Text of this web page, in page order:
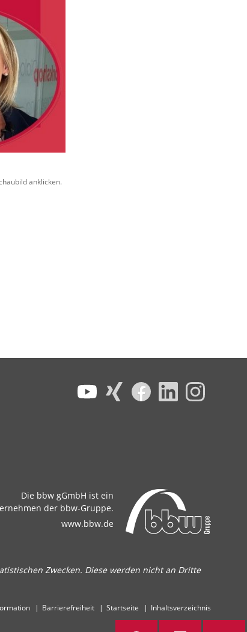
anklicken.
Die bbw gGmbH ist ein
der bbw-Gruppe.
www.bbw.de
Zwecken. Diese werden nicht an Dritte
Barrierefreiheit Startseite Inhaltsverzeichnis